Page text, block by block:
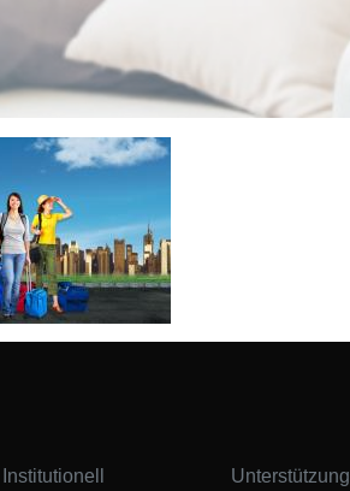
Institutionell Unterstützung